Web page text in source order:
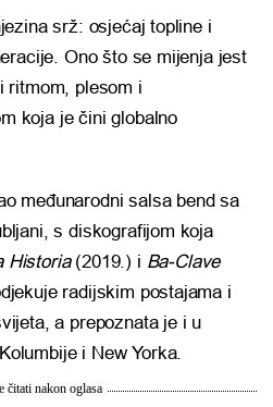
srž: osjećaj topline i
Ono što se mijenja jest
ritmom, plesom i
koja je čini globalno
međunarodni salsa bend sa
s diskografijom koja
Historia(2019.) i Ba-Clave
radijskim postajama i
a prepoznata je i u
i New Yorka.
čitati nakon oglasa